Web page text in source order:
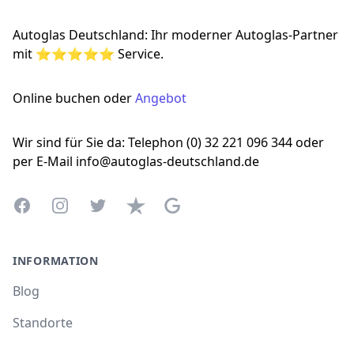
Autoglas Deutschland: Ihr moderner Autoglas-Partner
mit ⭐⭐⭐⭐⭐ Service.
Online buchen oderAngebot
Wir sind für Sie da: Telephon (0) 32 221 096 344 oder
per E-Mail info@autoglas-deutschland.de
FacebookInstagramTwitterTrustpilotGoogle Business Profile
INFORMATION
Blog
Standorte